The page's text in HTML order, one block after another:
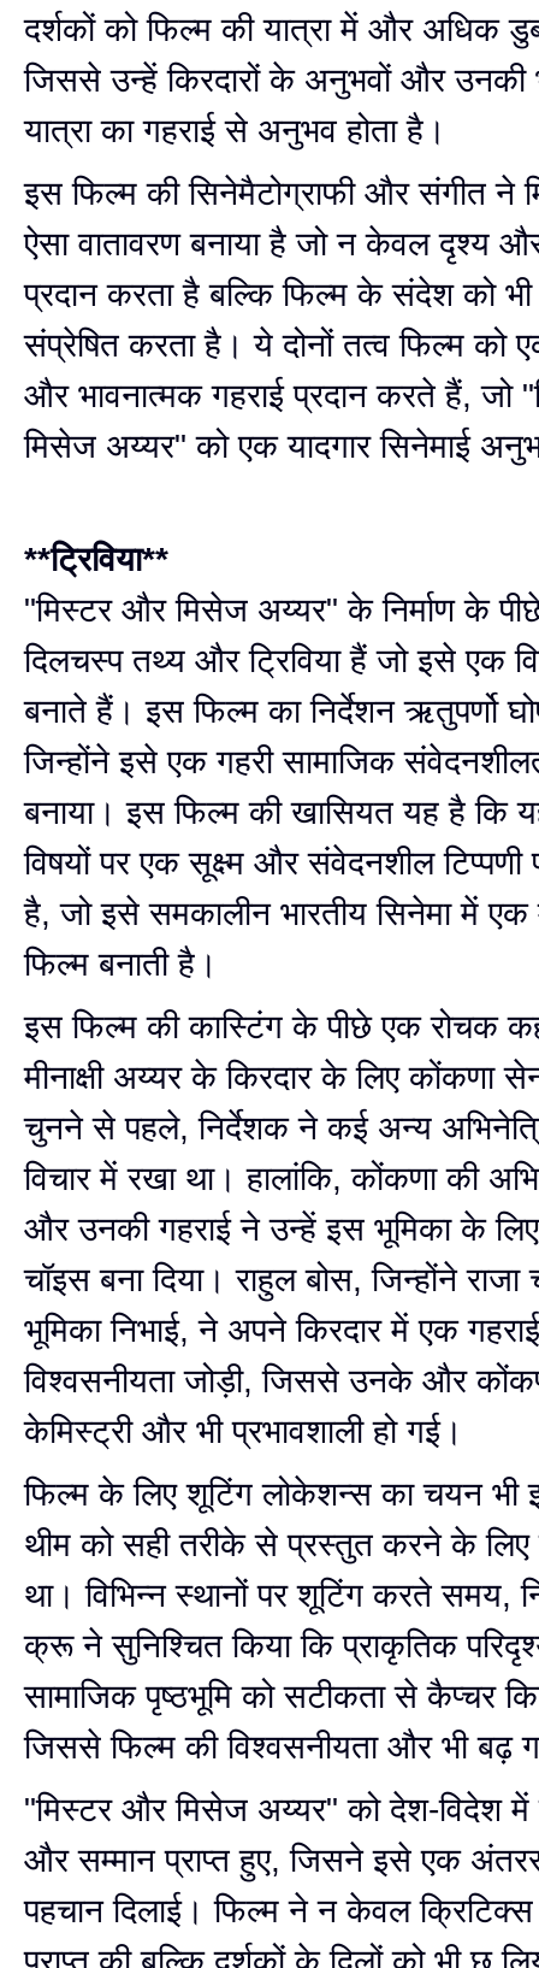
दर्शकों को फिल्म की यात्रा में और अधिक
जिससे उन्हें किरदारों के अनुभवों और उनकी
यात्रा का गहराई से अनुभव होता है।
इस फिल्म की सिनेमैटोग्राफी और संगीत ने
ऐसा वातावरण बनाया है जो न केवल दृश्य
प्रदान करता है बल्कि फिल्म के संदेश को भी
संप्रेषित करता है। ये दोनों तत्व फिल्म को
और भावनात्मक गहराई प्रदान करते हैं, जो
मिसेज अय्यर" को एक यादगार सिनेमाई
**ट्रिविया**
"मिस्टर और मिसेज अय्यर" के निर्माण के
दिलचस्प तथ्य और ट्रिविया हैं जो इसे एक
बनाते हैं। इस फिल्म का निर्देशन ऋतुपर्णो
जिन्होंने इसे एक गहरी सामाजिक
बनाया। इस फिल्म की खासियत यह है कि
विषयों पर एक सूक्ष्म और संवेदनशील टिप्पणी
है, जो इसे समकालीन भारतीय सिनेमा में एक
फिल्म बनाती है।
इस फिल्म की कास्टिंग के पीछे एक रोचक
मीनाक्षी अय्यर के किरदार के लिए कोंकणा
चुनने से पहले, निर्देशक ने कई अन्य
विचार में रखा था। हालांकि, कोंकणा की
और उनकी गहराई ने उन्हें इस भूमिका के
चॉइस बना दिया। राहुल बोस, जिन्होंने राजा
भूमिका निभाई, ने अपने किरदार में एक
विश्वसनीयता जोड़ी, जिससे उनके और
केमिस्ट्री और भी प्रभावशाली हो गई।
फिल्म के लिए शूटिंग लोकेशन्स का चयन
थीम को सही तरीके से प्रस्तुत करने के लिए
था। विभिन्न स्थानों पर शूटिंग करते समय,
क्रू ने सुनिश्चित किया कि प्राकृतिक
सामाजिक पृष्ठभूमि को सटीकता से कैप्चर
जिससे फिल्म की विश्वसनीयता और भी बढ़
"मिस्टर और मिसेज अय्यर" को देश-विदेश में
और सम्मान प्राप्त हुए, जिसने इसे एक
पहचान दिलाई। फिल्म ने न केवल